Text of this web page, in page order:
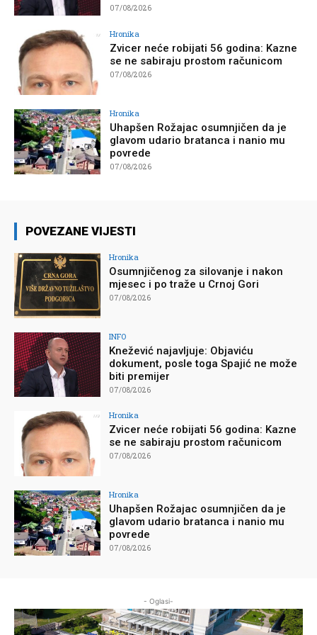
07/08/2026
Hronika
Zvicer neće robijati 56 godina: Kazne
se ne sabiraju prostom računicom
07/08/2026
Hronika
Uhapšen Rožajac osumnjičen da je
glavom udario bratanca i nanio mu
povrede
07/08/2026
POVEZANE VIJESTI
Hronika
Osumnjičenog za silovanje i nakon
mjesec i po traže u Crnoj Gori
07/08/2026
INFO
Knežević najavljuje: Objaviću
dokument, posle toga Spajić ne može
biti premijer
07/08/2026
Hronika
Zvicer neće robijati 56 godina: Kazne
se ne sabiraju prostom računicom
07/08/2026
Hronika
Uhapšen Rožajac osumnjičen da je
glavom udario bratanca i nanio mu
povrede
07/08/2026
- Oglasi-